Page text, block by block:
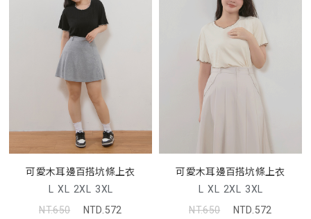
可愛木耳邊百搭坑條上衣
L XL 2XL 3XL
NT.650
NTD.572
可愛木耳邊百搭坑條上衣
L XL 2XL 3XL
NT.650
NTD.572